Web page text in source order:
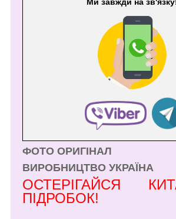
Ми завжди на
ФОТО ОРИГІНАЛ
ВИРОБНИЦТВО УКРАЇНА
ОСТЕРІГАЙСЯ
ПІДРОБОК!